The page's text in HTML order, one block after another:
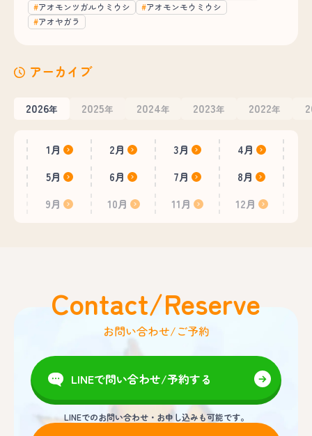
アオモンツガルウミウシ
アオモンモウミウシ
アオヤガラ
アーカイブ
2026年 2025年 2024年 2023年 2022年
1月 2月 3月
4月
5月
6月 7月
8月
9月
10月 11月 12月
Contact/Reserve
お問い合わせ/ご予約
LINEで問い合わせ/予約する
LINEでのお問い合わせ・お申し込みも可能です。